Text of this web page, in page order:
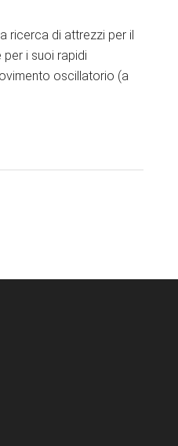
ricerca di attrezzi per il
i suoi rapidi
oscillatorio (a